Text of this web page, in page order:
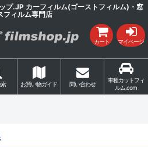
プ.JP カーフィルム(ゴーストフィルム)・窓
フィルム専門店
カート マイページ
お買い物ガイド 問い合わせ
車種カットフィ
ルム.com